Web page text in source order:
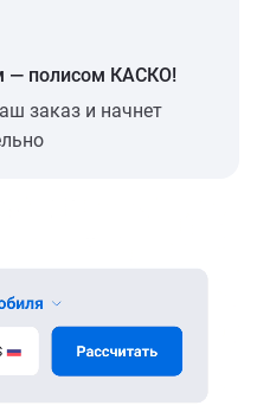
— полисом КАСКО!
заказ и начнет